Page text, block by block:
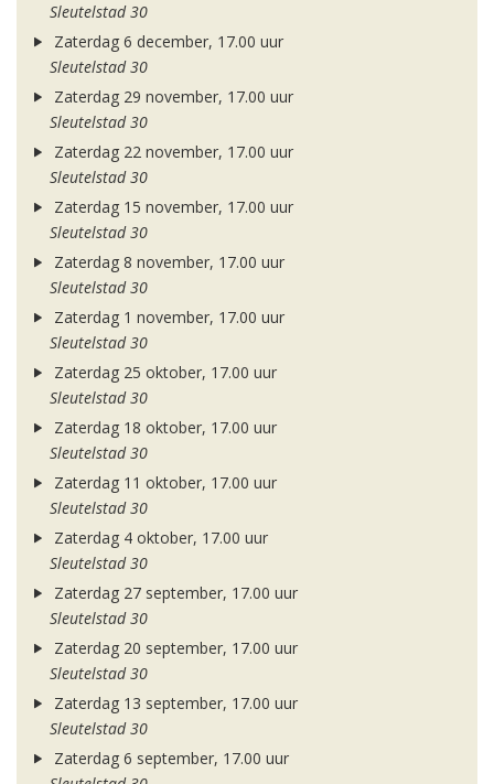
Sleutelstad 30
Zaterdag 6 december, 17.00 uur
Sleutelstad 30
Zaterdag 29 november, 17.00 uur
Sleutelstad 30
Zaterdag 22 november, 17.00 uur
Sleutelstad 30
Zaterdag 15 november, 17.00 uur
Sleutelstad 30
Zaterdag 8 november, 17.00 uur
Sleutelstad 30
Zaterdag 1 november, 17.00 uur
Sleutelstad 30
Zaterdag 25 oktober, 17.00 uur
Sleutelstad 30
Zaterdag 18 oktober, 17.00 uur
Sleutelstad 30
Zaterdag 11 oktober, 17.00 uur
Sleutelstad 30
Zaterdag 4 oktober, 17.00 uur
Sleutelstad 30
Zaterdag 27 september, 17.00 uur
Sleutelstad 30
Zaterdag 20 september, 17.00 uur
Sleutelstad 30
Zaterdag 13 september, 17.00 uur
Sleutelstad 30
Zaterdag 6 september, 17.00 uur